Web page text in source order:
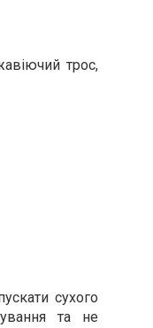
трос,
сухого
та не